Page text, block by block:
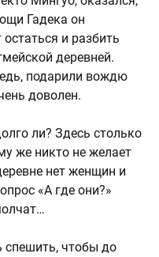
Гадека он
и разбить
деревней.
подарили вождю
доволен.
ли? Здесь столько
же никто не желает
нет женщин и
«А где они?»
чтобы до